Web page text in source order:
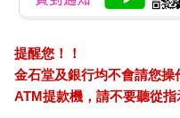
大家做得如何。
構」。數學是瞭解世界如何
要萬物的運作過程都遵循了
規則的語言和表述方式。因
學公式來表達。
提醒您！！
金石堂及銀行均不會請您
ATM提款機，請不要聽從指